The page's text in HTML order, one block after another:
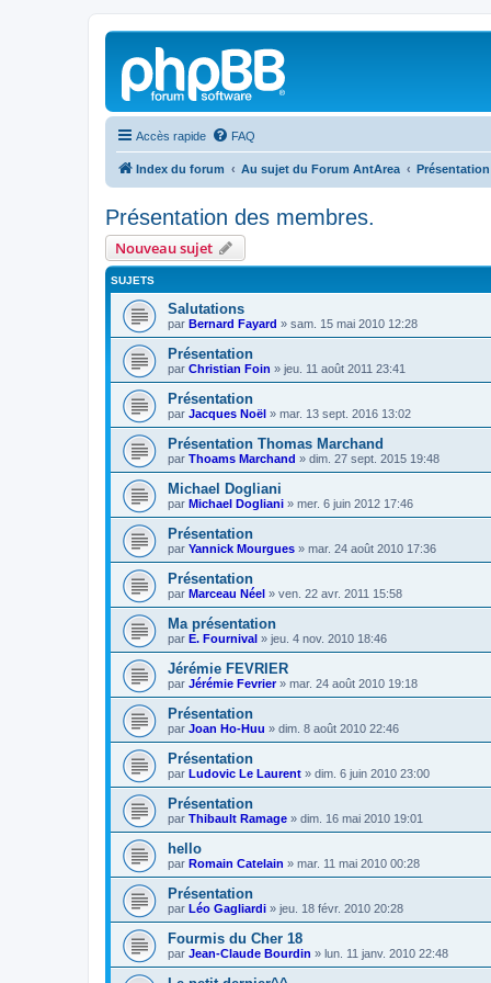
Accès rapide FAQ
Index du forum Au sujet du Forum AntArea
Présentation des membres.
Nouveau sujet
SUJETS
Salutations
par Bernard Fayard » sam. 15 mai 2010 12:28
Présentation
par Christian Foin » jeu. 11 août 2011 23:41
Présentation
par Jacques Noël » mar. 13 sept. 2016 13:02
Présentation Thomas Marchand
par Thoams Marchand » dim. 27 sept. 2015 19:48
Michael Dogliani
par Michael Dogliani » mer. 6 juin 2012 17:46
Présentation
par Yannick Mourgues » mar. 24 août 2010 17:36
Présentation
par Marceau Néel » ven. 22 avr. 2011 15:58
Ma présentation
par E. Fournival » jeu. 4 nov. 2010 18:46
Jérémie FEVRIER
par Jérémie Fevrier» mar. 24 août 2010 19:18
Présentation
par Joan Ho-Huu » dim. 8 août 2010 22:46
Présentation
par Ludovic Le Laurent » dim. 6 juin 2010 23:00
Présentation
par Thibault Ramage » dim. 16 mai 2010 19:01
hello
par Romain Catelain » mar. 11 mai 2010 00:28
Présentation
par Léo Gagliardi » jeu. 18 févr. 2010 20:28
Fourmis du Cher 18
par Jean-Claude Bourdin » lun. 11 janv. 2010 22:48